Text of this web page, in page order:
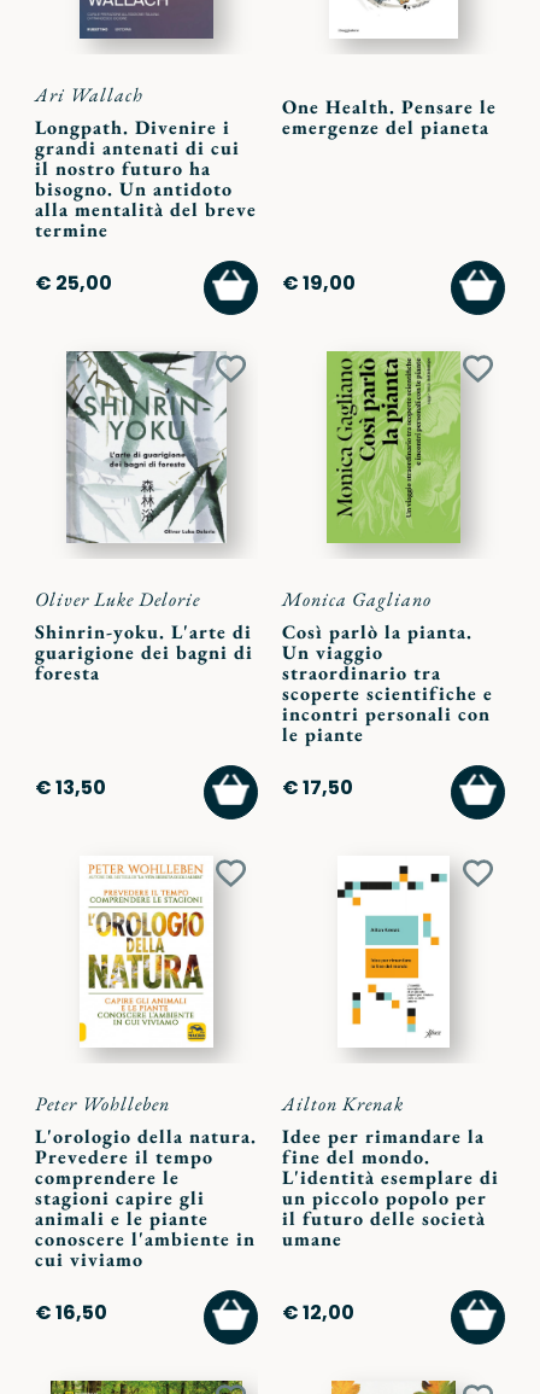
Ari Wallach
Longpath. Divenire i
grandi antenati di cui
il nostro futuro ha
bisogno. Un antidoto
alla mentalità del breve
termine
€ 25,00
AGGIUNGI
AL
CARRELLO
One Health. Pensare le
emergenze del pianeta
€ 19,00
AL
Aggiungi
Oliver Luke Delorie
Shinrin-yoku. L'arte di
guarigione dei bagni di
foresta
€ 13,50
AGGIUNGI
AL
CARRELLO
Monica Gagliano
Così parlò la pianta.
Un viaggio
straordinario tra
scoperte scientifiche e
incontri personali con
le piante
€ 17,50
AL
Aggiungi
Peter Wohlleben
L'orologio della natura.
Prevedere il tempo
comprendere le
stagioni capire gli
animali e le piante
conoscere l'ambiente in
cui viviamo
€ 16,50
AGGIUNGI
AL
CARRELLO
Ailton Krenak
Idee per rimandare la
fine del mondo.
L'identità esemplare di
un piccolo popolo per
il futuro delle società
umane
€ 12,00
AL